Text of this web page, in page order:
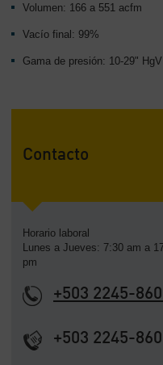
Volumen: 166 a 551 acfm
Vacío final: 99%
Gama de presión: 10-29" HgV
Contacto
Horario laboral
Lunes a Jueves: 7:30 am a
pm
+503 2245-
+503 2245-